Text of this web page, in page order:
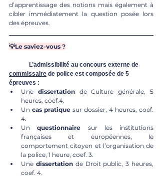
d’apprentissage des notions mais également à
cibler immédiatement la question posée lors
des épreuves.
💡Le saviez-vous ?
	L’admissibilité au concours externe de
commissaire de police est composée de 5
épreuves :
Une dissertation de Culture générale, 5
heures, coef.4.
Un cas pratique sur dossier, 4 heures, coef.
4.
Un questionnaire sur les institutions
françaises et européennes, le
comportement citoyen et l’organisation de
la police, 1 heure, coef. 3.
Une dissertation de Droit public, 3 heures,
coef. 4.